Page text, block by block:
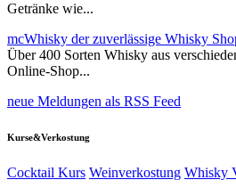
Getränke wie...
mcWhisky der zuverlässige Whisky
Über 400 Sorten Whisky aus
Online-Shop...
neue Meldungen als RSS Feed
Kurse&Verkostung
Cocktail Kurs Weinverkostung Whisky